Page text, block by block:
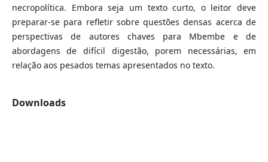
necropolítica. Embora seja um texto curto, o leitor deve
preparar-se para refletir sobre questões densas acerca de
perspectivas de autores chaves para Mbembe e de
abordagens de difícil digestão, porem necessárias, em
relação aos pesados temas apresentados no texto.
Downloads